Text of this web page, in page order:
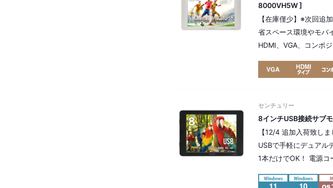
8000VH5W ]
【在庫僅少】※次回追
省スペース環境やモバ
HDMI、VGA、コンポ
センチュリー
8インチUSB接続サブ
【12/4 追加入荷致しま
USBで手軽にデュアル
1本だけでOK！ 電源